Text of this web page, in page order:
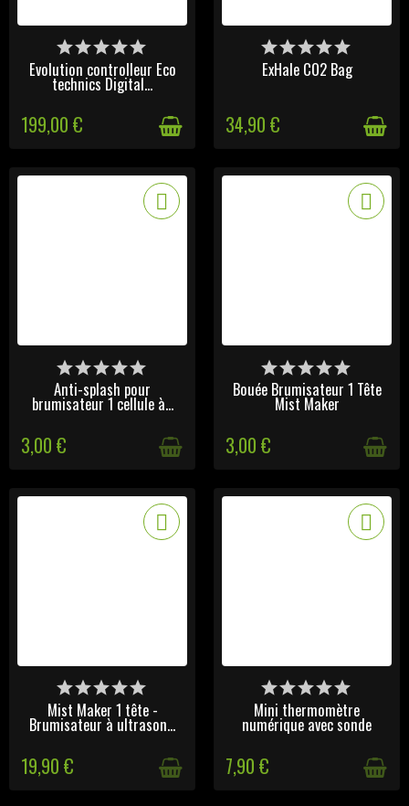
DERNIERS ARTICLES EN
STOCK
Evolution controlleur Eco
technics Digital...
199,00 €
DISPONIBLE
ExHale CO2 Bag
34,90 €
VICTIME DE SON SUCCÈS
Anti-splash pour
brumisateur 1 cellule à...
3,00 €
VICTIME DE SON SUCCÈS
Bouée Brumisateur 1 Tête
Mist Maker
3,00 €
VICTIME DE SON SUCCÈS
Mist Maker 1 tête -
Brumisateur à ultrason...
19,90 €
VICTIME DE SON SUCCÈS
Mini thermomètre
numérique avec sonde
7,90 €